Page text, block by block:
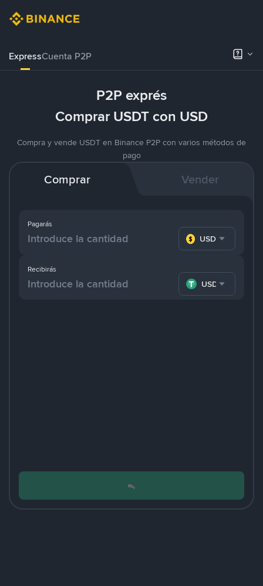
ExpressCuenta P2P
P2P exprés
Comprar USDT con USD
Compra y vende USDT en Binance P2P con varios métodos de
pago
Comprar Vender
Pagarás
USD
Recibirás
USDT